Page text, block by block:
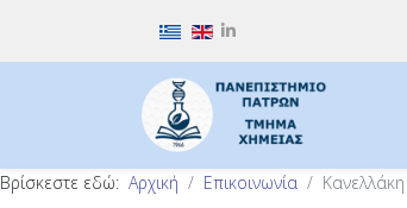
Επιλέξτε τη γλώσσα σας
Βρίσκεστε εδώ: Αρχική Επικοινωνία